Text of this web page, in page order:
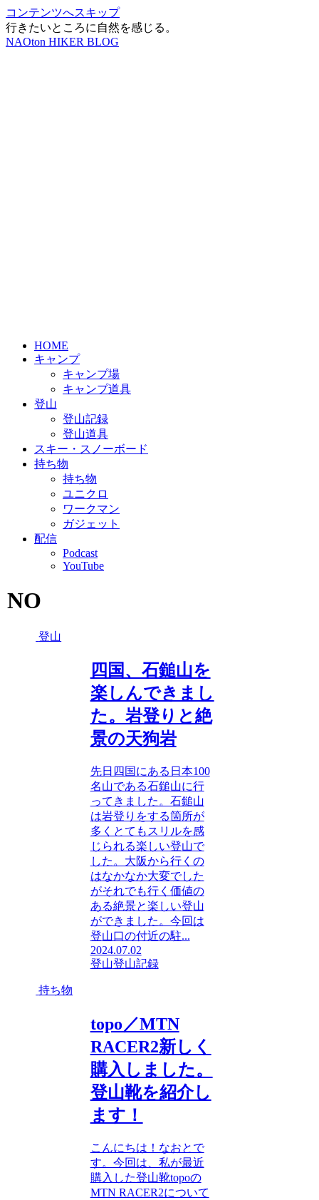
コンテンツへスキップ
行きたいところに自然を感じる。
NAOton HIKER BLOG
HOME
キャンプ
キャンプ場
キャンプ道具
登山
登山記録
登山道具
スキー・スノーボード
持ち物
持ち物
ユニクロ
ワークマン
ガジェット
配信
Podcast
YouTube
NO
登山
四国、石鎚山を
楽しんできまし
た。岩登りと絶
景の天狗岩
先日四国にある日本100
名山である石鎚山に行
ってきました。石鎚山
は岩登りをする箇所が
多くとてもスリルを感
じられる楽しい登山で
した。大阪から行くの
はなかなか大変でした
がそれでも行く価値の
ある絶景と楽しい登山
ができました。今回は
登山口の付近の駐...
2024.07.02
登山登山記録
持ち物
topo／MTN
RACER2新しく
購入しました。
登山靴を紹介し
ます！
こんにちは！なおとで
す。今回は、私が最近
購入した登山靴topoの
MTN RACER2について